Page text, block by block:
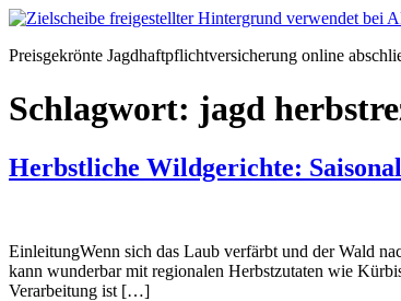
Zum
springen
Preisgekrönte Jagdhaftpflichtversicherung online
Schlagwort: jagd
Herbstliche Wildgerichte:
EinleitungWenn sich das Laub verfärbt und der Wald
kann wunderbar mit regionalen Herbstzutaten wie
Verarbeitung ist […]